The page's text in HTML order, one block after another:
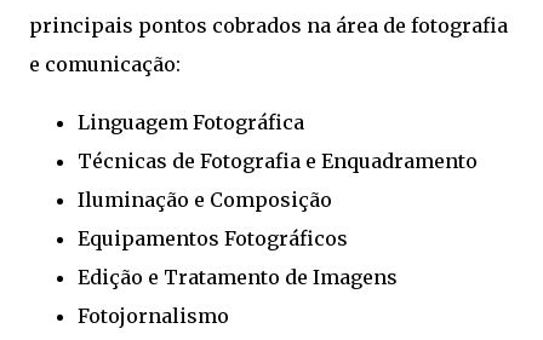
principais pontos cobrados na área de fotografia
e comunicação:
Linguagem Fotográfica
Técnicas de Fotografia e Enquadramento
Iluminação e Composição
Equipamentos Fotográficos
Edição e Tratamento de Imagens
Fotojornalismo